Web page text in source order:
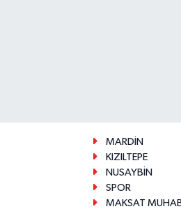
MARDİN
KIZILTEPE
NUSAYBİN
SPOR
MAKSAT